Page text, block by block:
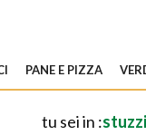
PANE E PIZZA
tu sei in :